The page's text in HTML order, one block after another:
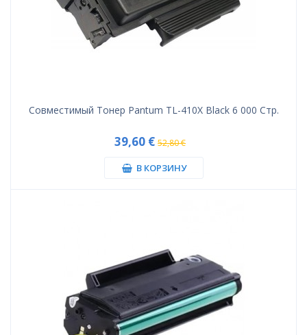
Совместимый Тонер Pantum TL-410X Black 6 000 Стр.
39,60 € 52,80 €
В КОРЗИНУ